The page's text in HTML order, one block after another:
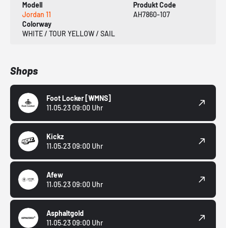
Modell
Jordan 11
Produkt Code
AH7860-107
Colorway
WHITE / TOUR YELLOW / SAIL
Shops
Foot Locker [WMNS]
11.05.23 09:00 Uhr
Kickz
11.05.23 09:00 Uhr
Afew
11.05.23 09:00 Uhr
Asphaltgold
11.05.23 09:00 Uhr